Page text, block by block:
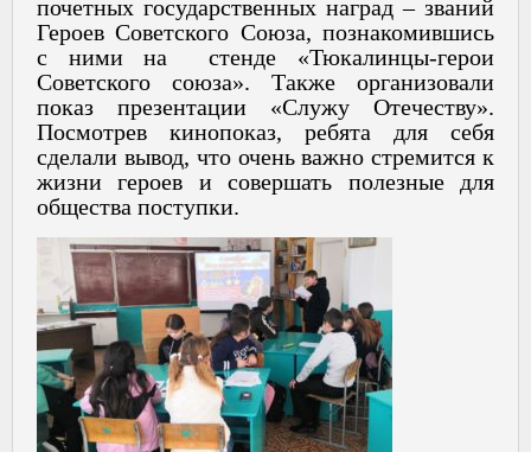
почетных государственных наград – званий
Героев Советского Союза, познакомившись
с ними на стенде «Тюкалинцы-герои
Советского союза». Также организовали
показ презентации «Служу Отечеству».
Посмотрев кинопоказ, ребята для себя
сделали вывод, что очень важно стремится к
жизни героев и совершать полезные для
общества поступки.